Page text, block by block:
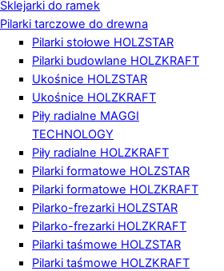
Sklejarki do ramek
Pilarki tarczowe do drewna
Pilarki stołowe HOLZSTAR
Pilarki budowlane HOLZKRAFT
Ukośnice HOLZSTAR
Ukośnice HOLZKRAFT
Piły radialne MAGGI
TECHNOLOGY
Piły radialne HOLZKRAFT
Pilarki formatowe HOLZSTAR
Pilarki formatowe HOLZKRAFT
Pilarko-frezarki HOLZSTAR
Pilarko-frezarki HOLZKRAFT
Pilarki taśmowe HOLZSTAR
Pilarki taśmowe HOLZKRAFT